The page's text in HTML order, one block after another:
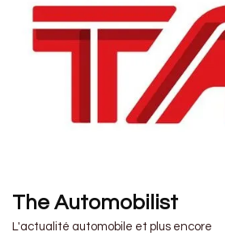
The Automobilist
L'actualité automobile et plus encore